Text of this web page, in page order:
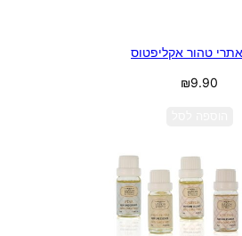
טהור אקליפטוס
₪9.90